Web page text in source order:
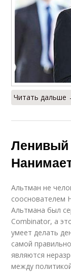
Читать дальше
Альтман не
сооснователем
Альтмана был
Combinator, а
умеет делать
самой
являются
между